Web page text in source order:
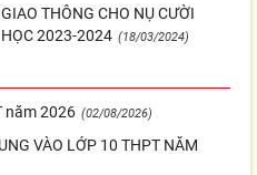
THÔNG CHO NỤ CƯỜI
HỌC 2023-2024 (18/03/2024)
năm 2026 (02/08/2026)
VÀO LỚP 10 THPT NĂM